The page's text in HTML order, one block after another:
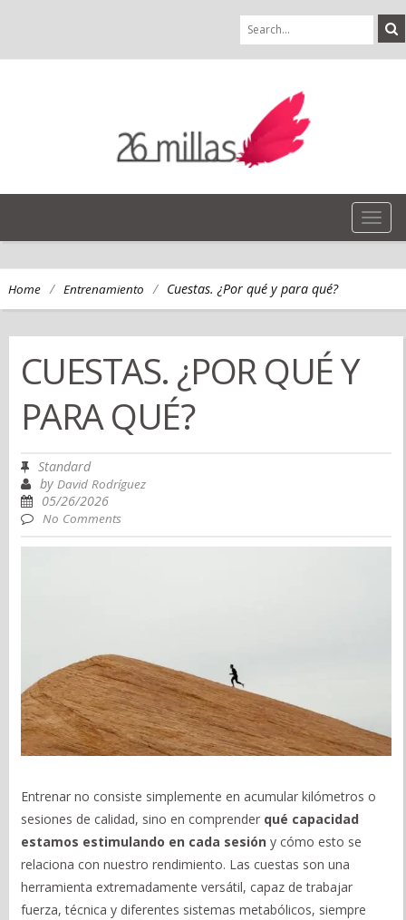
Home / Entrenamiento / Cuestas. ¿Por qué y para qué?
CUESTAS. ¿POR QUÉ Y
PARA QUÉ?
Standard
byDavid Rodríguez
05/26/2026
No Comments
Entrenar no consiste simplemente en acumular kilómetros o
sesiones de calidad, sino en comprender qué capacidad
estamos estimulando en cada sesión y cómo esto se
relaciona con nuestro rendimiento. Las cuestas son una
herramienta extremadamente versátil, capaz de trabajar
fuerza, técnica y diferentes sistemas metabólicos, siempre